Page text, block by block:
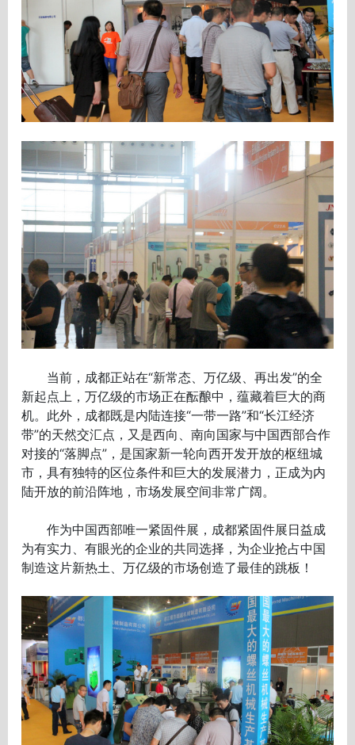
当前，成都正站在“新常态、万亿级、再出发”的全
新起点上，万亿级的市场正在酝酿中，蕴藏着巨大的商
机。此外，成都既是内陆连接“一带一路”和“长江经济
带”的天然交汇点，又是西向、南向国家与中国西部合作
对接的“落脚点”，是国家新一轮向西开发开放的枢纽城
市，具有独特的区位条件和巨大的发展潜力，正成为内
陆开放的前沿阵地，市场发展空间非常广阔。
作为中国西部唯一紧固件展，成都紧固件展日益成
为有实力、有眼光的企业的共同选择，为企业抢占中国
制造这片新热土、万亿级的市场创造了最佳的跳板！